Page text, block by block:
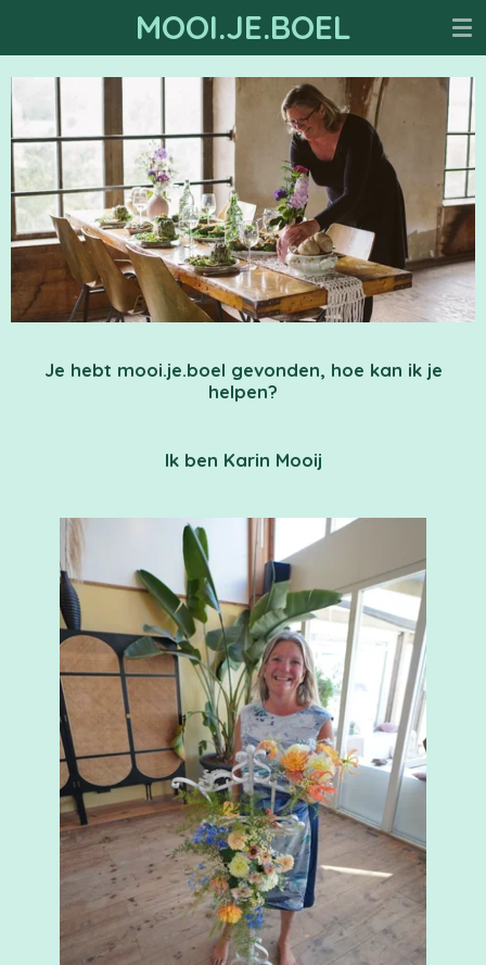
direct
naar
de
hoofdinhoud
MOOI.JE.BOEL
Je hebt mooi.je.boel gevonden, hoe kan ik je
helpen?
Ik ben Karin Mooij